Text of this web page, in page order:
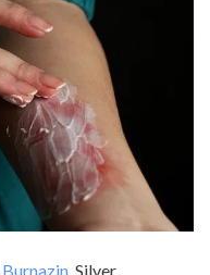
Burnazin, Silver